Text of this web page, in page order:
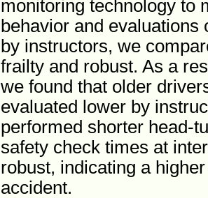
monitoring technology to
behavior and evaluations
by instructors, we
frailty and robust. As a
we found that older
evaluated lower by
performed shorter head-
safety check times at
robust, indicating a
accident.